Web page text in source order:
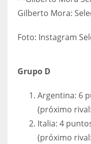
Gilberto Mora:
Foto: Instagram
Grupo D
Argentina: 6
(próximo
Italia: 4
(próximo